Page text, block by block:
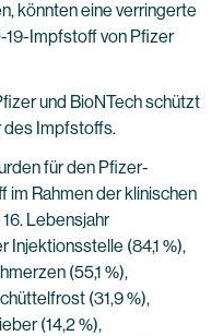
könnten eine verringerte
19-Impfstoff von Pfizer
und BioNTech schützt
des Impfstoffs.
für den Pfizer-
im Rahmen der klinischen
Lebensjahr
Injektionsstelle (84,1 %),
(55,1 %),
(31,9 %),
(14,2 %),